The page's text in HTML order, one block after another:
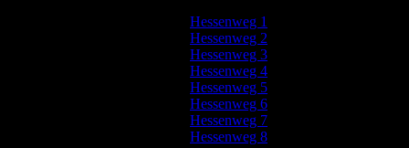
Hessenweg 1
Hessenweg 2
Hessenweg 3
Hessenweg 4
Hessenweg 5
Hessenweg 6
Hessenweg 7
Hessenweg 8